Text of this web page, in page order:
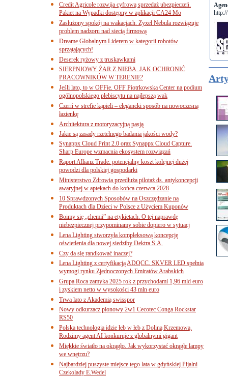
Credit Agricole rozwija cyfrową sprzedaż ubezpieczeń.
Pakiet na Wypadki dostępny w aplikacji CA24 Mo
Zasłużony spokój na wakacjach. Zyxel Nebula rozwiązuje
problem nadzoru nad siecią firmową
Dreame Globalnym Liderem w kategorii robotów
sprzątających!
Deserek ryżowy z truskawkami
SIERPNIOWY ŻAR Z NIEBA. JAK OCHRONIĆ
PRACOWNIKÓW W TERENIE?
Jeśli lato, to w OFFie. OFF Piotrkowska Center na podium
ogólnopolskiego plebiscytu na najlepszą wak
Czerń w strefie kąpieli – elegancki sposób na nowoczesną
łazienkę
Architektura z motoryzacyjną pasją
Jakie są zasady rzetelnego badania jakości wody?
Synappx Cloud Print 2.0 oraz Synappx Cloud Capture.
Sharp Europe wzmacnia ekosystem rozwiązań
Raport Allianz Trade: potencjalny koszt kolejnej dużej
powodzi dla polskiej gospodarki
Ministerstwo Zdrowia przedłuża pilotaż ds. antykoncepcji
awaryjnej w aptekach do końca czerwca 2028
10 Sprawdzonych Sposobów na Oszczędzanie na
Produktach dla Dzieci w Polsce z Użyciem Kuponów
Boimy się „chemii” na etykietach. O tej naprawdę
niebezpiecznej przypominamy sobie dopiero w sytuacj
Lena Lighting stworzyła kompleksową koncepcję
oświetlenia dla nowej siedziby Dektra S.A.
Czy da się randkować inaczej?
Lena Lighting z certyfikacją ADQCC. SKVER LED spełnia
wymogi rynku Zjednoczonych Emiratów Arabskich
Grupa Roca zamyka 2025 rok z przychodami 1,96 mld euro
i zyskiem netto w wysokości 43 mln euro
Trwa lato z Akademią swisspor
Nowy odkurzacz pionowy 2w1 Cecotec Conga Rockstar
RS50
Polska technologia idzie łeb w łeb z Doliną Krzemową.
Rodzimy agent AI konkuruje z globalnymi gigant
Miękkie światło na okrągło. Jak wykorzystać okrągłe lampy
we wnętrzu?
Najbardziej puszyste miejsce tego lata w gdyńskiej Pijalni
Czekolady E.Wedel